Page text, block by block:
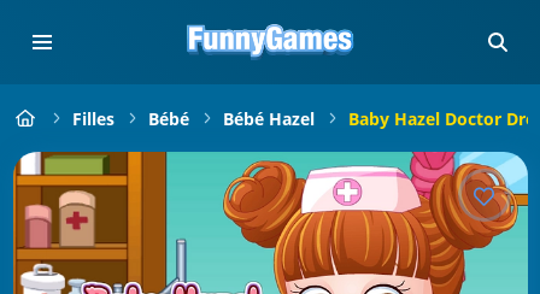
Filles Bébé Bébé Hazel Baby Hazel Doctor